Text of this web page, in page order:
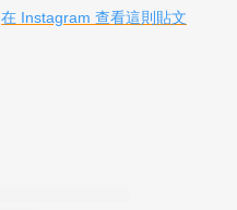
在 Instagram 查看這則貼文